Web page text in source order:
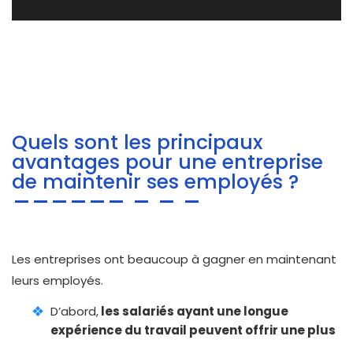
Quels sont les principaux
avantages pour une entreprise
de maintenir ses employés ?
Les entreprises ont beaucoup à gagner en maintenant
leurs employés.
D’abord,les salariés ayant une longue
expérience du travail peuvent offrir une plus